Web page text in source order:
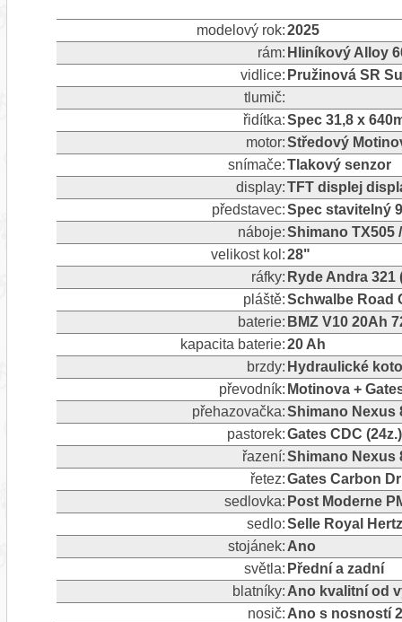
modelový rok:2025
rám: Hliníkový Alloy
vidlice: Pružinová SR
tlumič:
řidítka:Spec 31,8 x
motor:Středový
snímače:Tlakový senzor
display:TFT displej
představec:Spec stavitelný
náboje:Shimano TX505
velikost kol:28"
ráfky: Ryde Andra 321
pláště:Schwalbe Road
baterie: BMZ V10 20Ah
kapacita baterie:20 Ah
brzdy: Hydraulické
převodník: Motinova +
přehazovačka:Shimano Nexus
pastorek:Gates CDC (24z.)
řazení:Shimano Nexus
řetez:Gates Carbon
sedlovka: Post Moderne
sedlo:Selle Royal Hertz
stojánek: Ano
světla: Přední a zadní
blatníky: Ano kvalitní od
nosič: Ano s nosností